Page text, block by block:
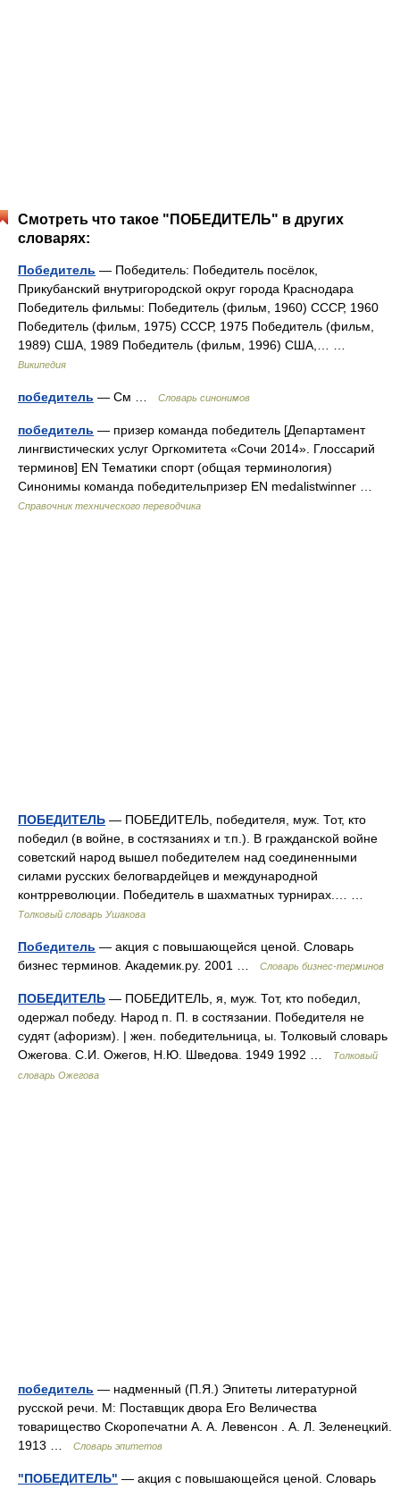
Смотреть что такое "ПОБЕДИТЕЛЬ" в других
словарях:
Победитель — Победитель: Победитель посёлок,
Прикубанский внутригородской округ города Краснодара
Победитель фильмы: Победитель (фильм, 1960) СССР, 1960
Победитель (фильм, 1975) СССР, 1975 Победитель (фильм,
1989) США, 1989 Победитель (фильм, 1996) США,… …
Википедия
победитель — См … Словарь синонимов
победитель — призер команда победитель [Департамент
лингвистических услуг Оргкомитета «Сочи 2014». Глоссарий
терминов] EN Тематики спорт (общая терминология)
Синонимы команда победительпризер EN medalistwinner …
Справочник технического переводчика
ПОБЕДИТЕЛЬ — ПОБЕДИТЕЛЬ, победителя, муж. Тот, кто
победил (в войне, в состязаниях и т.п.). В гражданской войне
советский народ вышел победителем над соединенными
силами русских белогвардейцев и международной
контрреволюции. Победитель в шахматных турнирах.… …
Толковый словарь Ушакова
Победитель — акция с повышающейся ценой. Словарь
бизнес терминов. Академик.ру. 2001 …
Словарь бизнес-терминов
ПОБЕДИТЕЛЬ — ПОБЕДИТЕЛЬ, я, муж. Тот, кто победил,
одержал победу. Народ п. П. в состязании. Победителя не
судят (афоризм). | жен. победительница, ы. Толковый словарь
Ожегова. С.И. Ожегов, Н.Ю. Шведова. 1949 1992 …
Толковый
словарь Ожегова
победитель — надменный (П.Я.) Эпитеты литературной
русской речи. М: Поставщик двора Его Величества
товарищество Скоропечатни А. А. Левенсон . А. Л. Зеленецкий.
1913 …
Словарь эпитетов
"ПОБЕДИТЕЛЬ" — акция с повышающейся ценой. Словарь